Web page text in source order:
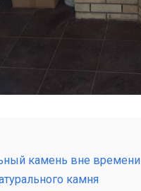
камень вне времени
камня